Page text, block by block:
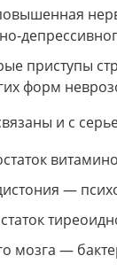
приступы
форм
и с
—
мозга —